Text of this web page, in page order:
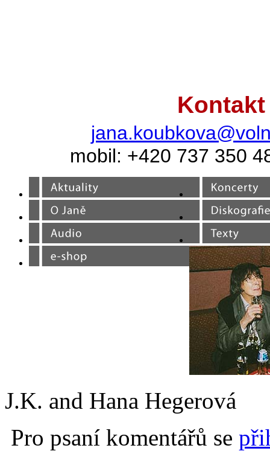
Kontakt
mobil: +420 737 350
J.K. and Hana Hegerová
Pro psaní komentářů se